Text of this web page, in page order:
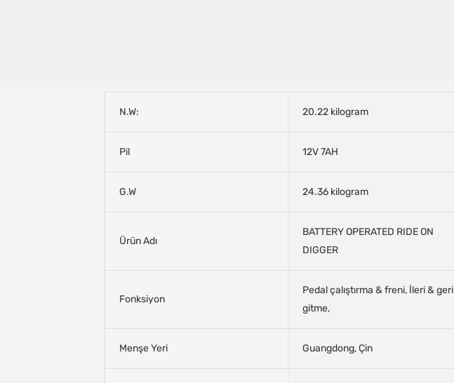
N.W: 20.22 kilogram
Pil 12V 7AH
G.W 24.36 kilogram
Ürün Adı
BATTERY OPERATED RIDE ON
DIGGER
Fonksiyon
Pedal çalıştırma & freni, İleri & geri
gitme,
Menşe Yeri Guangdong, Çin